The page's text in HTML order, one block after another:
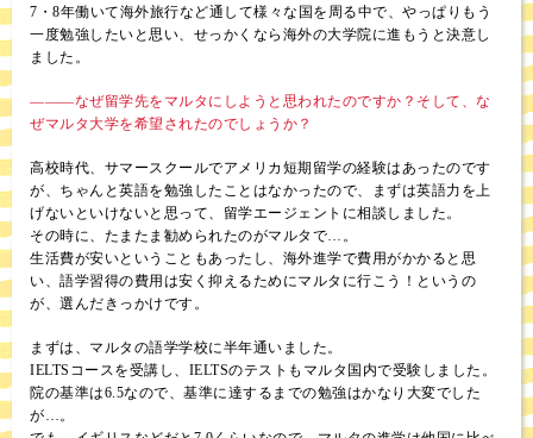
7・8年働いて海外旅行など通して様々な国を周る中で、やっぱりもう
一度勉強したいと思い、せっかくなら海外の大学院に進もうと決意し
ました。
―――なぜ留学先をマルタにしようと思われたのですか？そして、な
ぜマルタ大学を希望されたのでしょうか？
高校時代、サマースクールでアメリカ短期留学の経験はあったのです
が、ちゃんと英語を勉強したことはなかったので、まずは英語力を上
げないといけないと思って、留学エージェントに相談しました。
その時に、たまたま勧められたのがマルタで…。
生活費が安いということもあったし、海外進学で費用がかかると思
い、語学習得の費用は安く抑えるためにマルタに行こう！というの
が、選んだきっかけです。
まずは、マルタの語学学校に半年通いました。
IELTSコースを受講し、IELTSのテストもマルタ国内で受験しました。
院の基準は6.5なので、基準に達するまでの勉強はかなり大変でした
が…。